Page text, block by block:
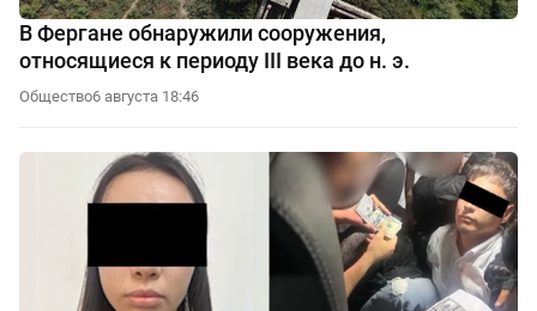
В Фергане обнаружили сооружения,
относящиеся к периоду III века до н. э.
Общество6 августа 18:46